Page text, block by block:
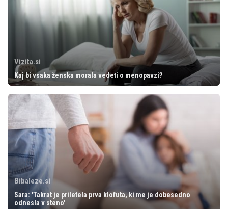
Vizita.si
Kaj bi vsaka ženska morala vedeti o menopavzi?
Bibaleze.si
Sara: 'Takrat je priletela prva klofuta, ki me je dobesedno
odnesla v steno'